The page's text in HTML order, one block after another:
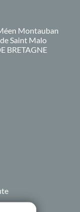
Montauban
Saint Malo
BRETAGNE